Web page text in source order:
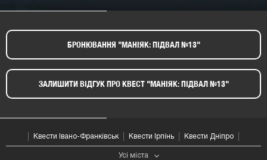
БРОНЮВАННЯ "МАНІЯК: ПІДВАЛ №13"​
ЗАЛИШИТИ ВІДГУК ПРО КВЕСТ "МАНІЯК: ПІДВАЛ №13"​
Квести Івано-Франківськ Квести Ірпінь Квести Дніпро
Усі мiста